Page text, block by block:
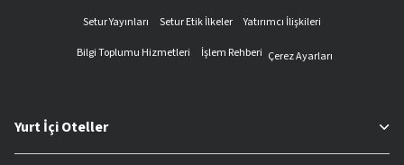
Setur Yayınları
Setur Etik İlkeler
Yatırımcı İlişkileri
Bilgi Toplumu Hizmetleri
İşlem Rehberi Çerez Ayarları
Yurt İçi Oteller